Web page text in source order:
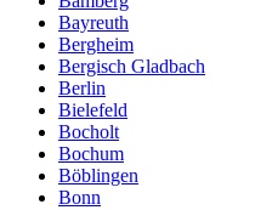
Bayreuth
Bergheim
Bergisch Gladbach
Berlin
Bielefeld
Bocholt
Bochum
Böblingen
Bonn